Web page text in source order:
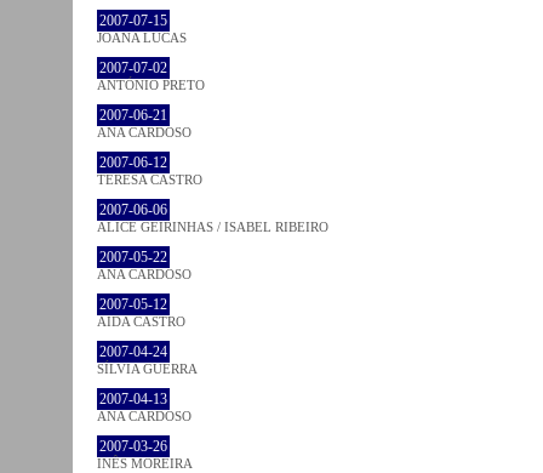
2007-07-15
JOANA LUCAS
2007-07-02
ANTÓNIO PRETO
2007-06-21
ANA CARDOSO
2007-06-12
TERESA CASTRO
2007-06-06
ALICE GEIRINHAS / ISABEL RIBEIRO
2007-05-22
ANA CARDOSO
2007-05-12
AIDA CASTRO
2007-04-24
SÍLVIA GUERRA
2007-04-13
ANA CARDOSO
2007-03-26
INÊS MOREIRA